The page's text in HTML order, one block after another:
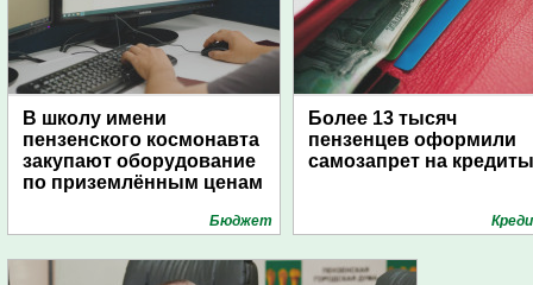
В школу имени
пензенского космонавта
закупают оборудование
по приземлённым ценам
Бюджет
Более 13 тысяч
пензенцев оформили
самозапрет на кредиты